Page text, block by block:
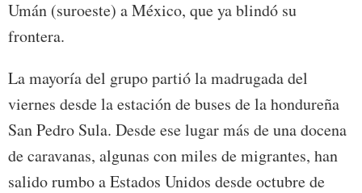
Umán (suroeste) a México, que ya blindó su
frontera.
La mayoría del grupo partió la madrugada del
viernes desde la estación de buses de la hondureña
San Pedro Sula. Desde ese lugar más de una docena
de caravanas, algunas con miles de migrantes, han
salido rumbo a Estados Unidos desde octubre de